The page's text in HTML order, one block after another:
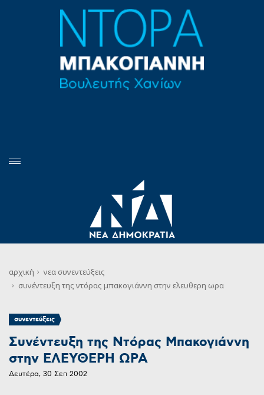
αρχική νεα συνεντεύξεις
συνέντευξη της ντόρας μπακογιάννη στην ελευθερη ωρα
συνεντεύξεις
Συνέντευξη της Ντόρας Μπακογιάννη
στην ΕΛΕΥΘΕΡΗ ΩΡΑ
Δευτέρα, 30 Σεπ 2002